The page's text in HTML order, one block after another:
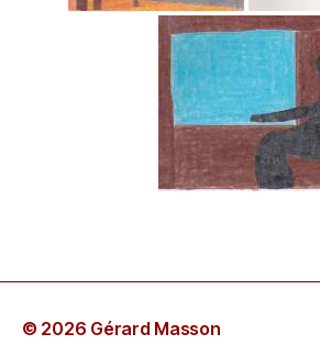
© 2026 Gérard Masson